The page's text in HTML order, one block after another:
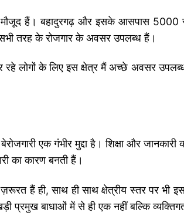
मौजूद हैं। बहादुरगढ़ और इसके आसपास
सभी तरह के रोजगार के अवसर उपलब्ध हैं।
रहे लोगों के लिए इस क्षेत्र मैं अच्छे अवसर
एक गंभीर मुद्दा है। शिक्षा और जानकारी
का कारण बनती हैं।
हैं ही, साथ ही साथ क्षेत्रीय स्तर पर भी
प्रमुख बाधाओं में से ही एक नहीं बल्कि